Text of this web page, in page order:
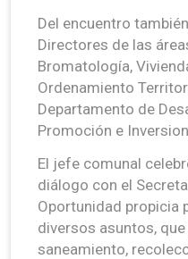
Del encuentro
Directores de las
Bromatología,
Ordenamiento
Departamento de
Promoción e
El jefe comunal
diálogo con el
Oportunidad propicia
diversos asuntos,
saneamiento,